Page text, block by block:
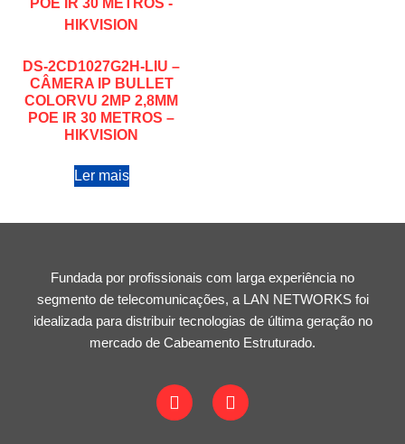
DS-2CD1027G2H-LIU –
CÂMERA IP BULLET
COLORVU 2MP 2,8MM
POE IR 30 METROS –
HIKVISION
Ler mais
Fundada por profissionais com larga experiência no
segmento de telecomunicações, a LAN NETWORKS foi
idealizada para distribuir tecnologias de última geração no
mercado de Cabeamento Estruturado.